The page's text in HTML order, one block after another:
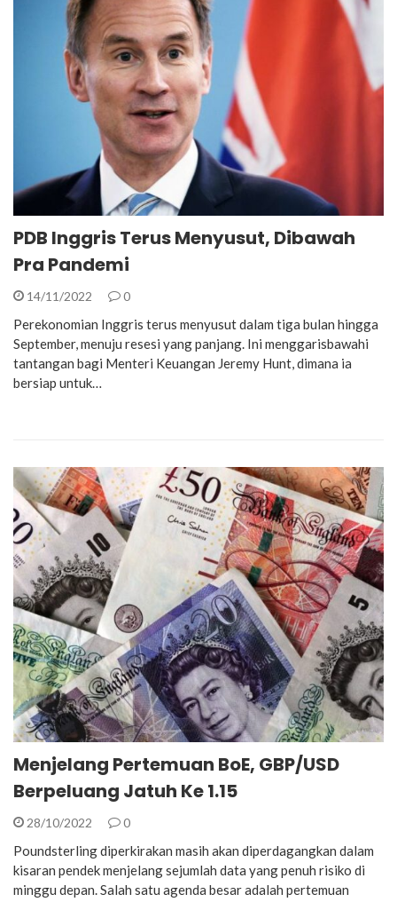
PDB Inggris Terus Menyusut, Dibawah
Pra Pandemi
14/11/2022 0
Perekonomian Inggris terus menyusut dalam tiga bulan hingga
September, menuju resesi yang panjang. Ini menggarisbawahi
tantangan bagi Menteri Keuangan Jeremy Hunt, dimana ia
bersiap untuk…
Menjelang Pertemuan BoE, GBP/USD
Berpeluang Jatuh Ke 1.15
28/10/2022 0
Poundsterling diperkirakan masih akan diperdagangkan dalam
kisaran pendek menjelang sejumlah data yang penuh risiko di
minggu depan. Salah satu agenda besar adalah pertemuan